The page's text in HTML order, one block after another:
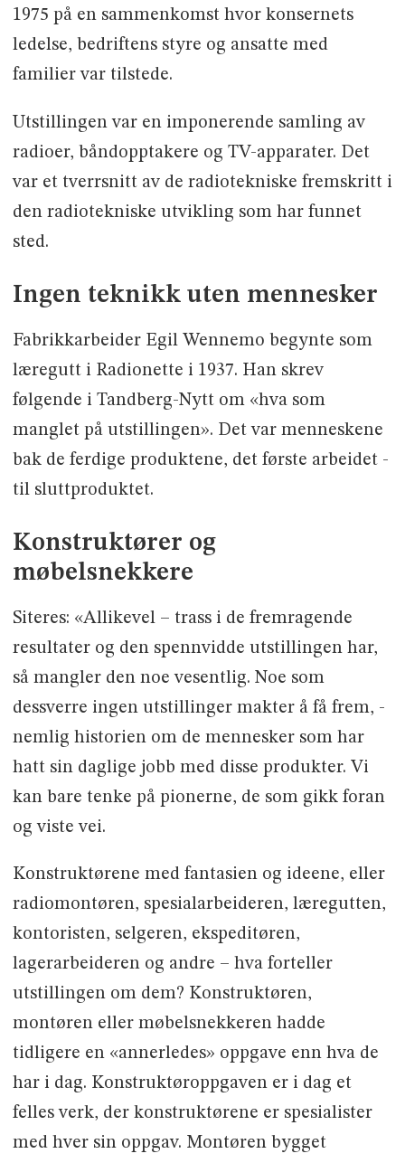
1975 på en sammenkomst hvor konsernets
ledelse, bedriftens styre og ansatte med
familier var tilstede.
Utstillingen var en imponerende samling av
radioer, båndopptakere og TV-apparater. Det
var et tverrsnitt av de radiotekniske fremskritt i
den radiotekniske utvikling som har funnet
sted.
Ingen teknikk uten mennesker
Fabrikkarbeider Egil Wennemo begynte som
læregutt i Radionette i 1937. Han skrev
følgende i Tandberg-Nytt om «hva som
manglet på utstillingen». Det var menneskene
bak de ferdige produktene, det første arbeidet -
til sluttproduktet.
Konstruktører og
møbelsnekkere
Siteres: «Allikevel – trass i de fremragende
resultater og den spennvidde utstillingen har,
så mangler den noe vesentlig. Noe som
dessverre ingen utstillinger makter å få frem, -
nemlig historien om de mennesker som har
hatt sin daglige jobb med disse produkter. Vi
kan bare tenke på pionerne, de som gikk foran
og viste vei.
Konstruktørene med fantasien og ideene, eller
radiomontøren, spesialarbeideren, læregutten,
kontoristen, selgeren, ekspeditøren,
lagerarbeideren og andre – hva forteller
utstillingen om dem? Konstruktøren,
montøren eller møbelsnekkeren hadde
tidligere en «annerledes» oppgave enn hva de
har i dag. Konstruktøroppgaven er i dag et
felles verk, der konstruktørene er spesialister
med hver sin oppgav. Montøren bygget